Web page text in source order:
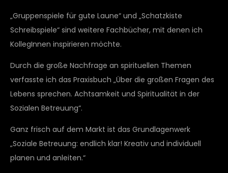
„Gruppenspiele für gute Laune“ und „Schatzkiste
Schreibspiele“ sind weitere Fachbücher, mit denen ich
KollegInnen inspirieren möchte.
Durch die große Nachfrage an spirituellen Themen
verfasste ich das Praxisbuch „Über die großen Fragen des
Lebens sprechen. Achtsamkeit und Spiritualität in der
Sozialen Betreuung“.
Ganz frisch auf dem Markt ist das Grundlagenwerk
„Soziale Betreuung: endlich klar! Kreativ und individuell
planen und anleiten.“